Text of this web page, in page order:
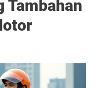
Tambahan